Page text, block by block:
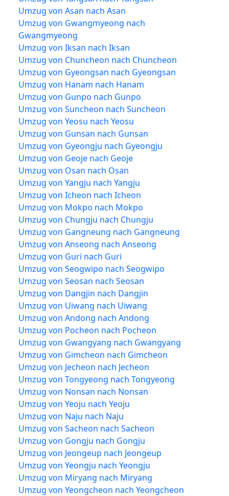
Umzug von Asan nach Asan
Umzug von Gwangmyeong nach
Gwangmyeong
Umzug von Iksan nach Iksan
Umzug von Chuncheon nach Chuncheon
Umzug von Gyeongsan nach Gyeongsan
Umzug von Hanam nach Hanam
Umzug von Gunpo nach Gunpo
Umzug von Suncheon nach Suncheon
Umzug von Yeosu nach Yeosu
Umzug von Gunsan nach Gunsan
Umzug von Gyeongju nach Gyeongju
Umzug von Geoje nach Geoje
Umzug von Osan nach Osan
Umzug von Yangju nach Yangju
Umzug von Icheon nach Icheon
Umzug von Mokpo nach Mokpo
Umzug von Chungju nach Chungju
Umzug von Gangneung nach Gangneung
Umzug von Anseong nach Anseong
Umzug von Guri nach Guri
Umzug von Seogwipo nach Seogwipo
Umzug von Seosan nach Seosan
Umzug von Dangjin nach Dangjin
Umzug von Uiwang nach Uiwang
Umzug von Andong nach Andong
Umzug von Pocheon nach Pocheon
Umzug von Gwangyang nach Gwangyang
Umzug von Gimcheon nach Gimcheon
Umzug von Jecheon nach Jecheon
Umzug von Tongyeong nach Tongyeong
Umzug von Nonsan nach Nonsan
Umzug von Yeoju nach Yeoju
Umzug von Naju nach Naju
Umzug von Sacheon nach Sacheon
Umzug von Gongju nach Gongju
Umzug von Jeongeup nach Jeongeup
Umzug von Yeongju nach Yeongju
Umzug von Miryang nach Miryang
Umzug von Yeongcheon nach Yeongcheon